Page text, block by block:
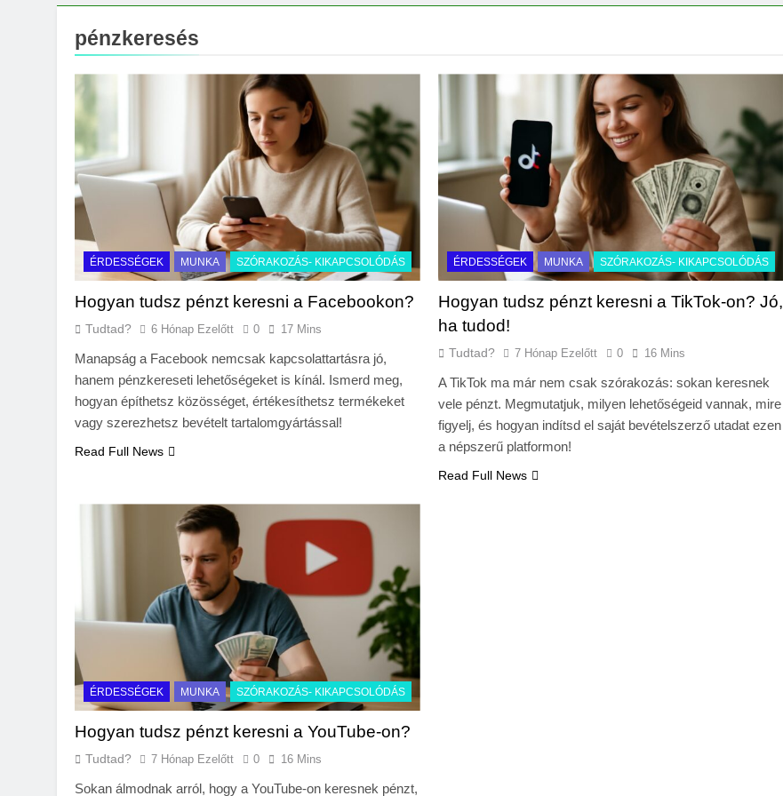
Milyen fűtést érdemes választani?
pénzkeresés
ÉRDESSÉGEK MUNKA SZÓRAKOZÁS- KIKAPCSOLÓDÁS
Hogyan tudsz pénzt keresni a Facebookon?
Tudtad? 6 Hónap Ezelőtt 0 17 Mins
Manapság a Facebook nemcsak kapcsolattartásra jó,
hanem pénzkereseti lehetőségeket is kínál. Ismerd meg,
hogyan építhetsz közösséget, értékesíthetsz termékeket
vagy szerezhetsz bevételt tartalomgyártással!
Read Full News
ÉRDESSÉGEK MUNKA SZÓRAKOZÁS- KIKAPCSOLÓDÁS
Hogyan tudsz pénzt keresni a TikTok-on? Jó,
ha tudod!
Tudtad? 7 Hónap Ezelőtt 0 16 Mins
A TikTok ma már nem csak szórakozás: sokan keresnek
vele pénzt. Megmutatjuk, milyen lehetőségeid vannak, mire
figyelj, és hogyan indítsd el saját bevételszerző utadat ezen
a népszerű platformon!
Read Full News
ÉRDESSÉGEK MUNKA SZÓRAKOZÁS- KIKAPCSOLÓDÁS
Hogyan tudsz pénzt keresni a YouTube-on?
Tudtad? 7 Hónap Ezelőtt 0 16 Mins
Sokan álmodnak arról, hogy a YouTube-on keresnek pénzt,